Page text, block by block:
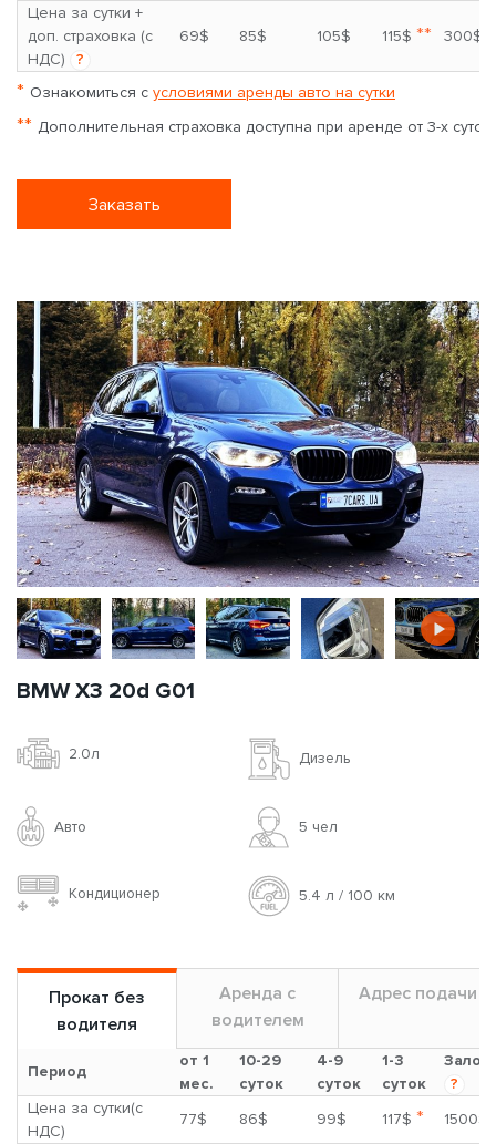
Цена за сутки +
доп. страховка (с
НДС)
?
69$ 85$ 105$ 115$ ** 300$
* Ознакомиться с условиями аренды авто на сутки
** Дополнительная страховка доступна при аренде от 3-х суток
Заказать
BMW X3 20d G01
2.0л Дизель
Авто 5 чел
Кондиционер 5.4 л / 100 км
Прокат без
водителя
Аренда с
водителем
Адрес подачи
Период
от 1
мес.
10-29
суток
4-9
суток
1-3
суток
Залог
?
Цена за сутки(с
НДС)
77$ 86$ 99$ 117$ *
1500$